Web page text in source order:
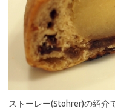
ストーレー(Stohrer)の紹介